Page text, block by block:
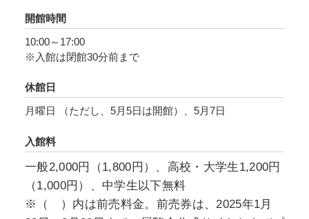
機に開催するものです。国宝・重要文化財40件
以上を含む相国寺派の名品を中心に紹介し、相
国寺の美の世界をみつめ、未来へ託します。
開館時間
10:00～17:00
※入館は閉館30分前まで
休館日
月曜日 （ただし、5月5日は開館）、5月7日
入館料
一般2,000円（1,800円）、高校・大学生1,200円
（1,000円）、中学生以下無料
※（ ）内は前売料金。前売券は、2025年1月